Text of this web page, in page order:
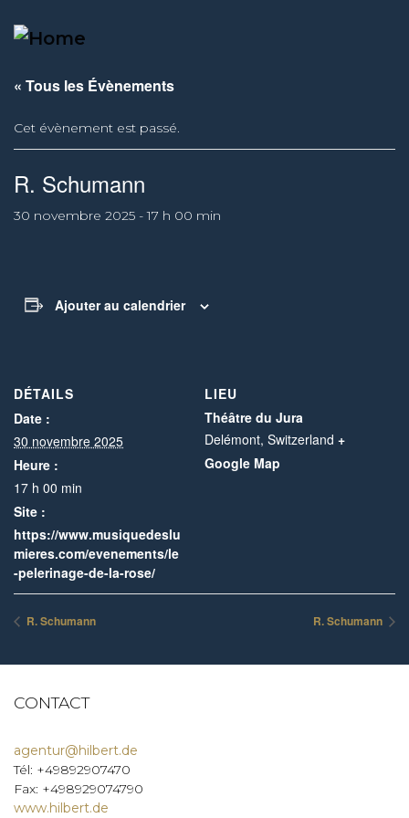
« Tous les Évènements
Cet évènement est passé.
R. Schumann
30 novembre 2025 - 17 h 00 min
Ajouter au calendrier
DÉTAILS
Date :
30 novembre 2025
Heure :
17 h 00 min
Site :
https://www.musiquedeslu
mieres.com/evenements/le
-pelerinage-de-la-rose/
LIEU
Théâtre du Jura
Delémont, Switzerland +
Google Map
R. Schumann R. Schumann
CONTACT
agentur@hilbert.de
Tél: +49892907470
Fax: +498929074790
www.hilbert.de